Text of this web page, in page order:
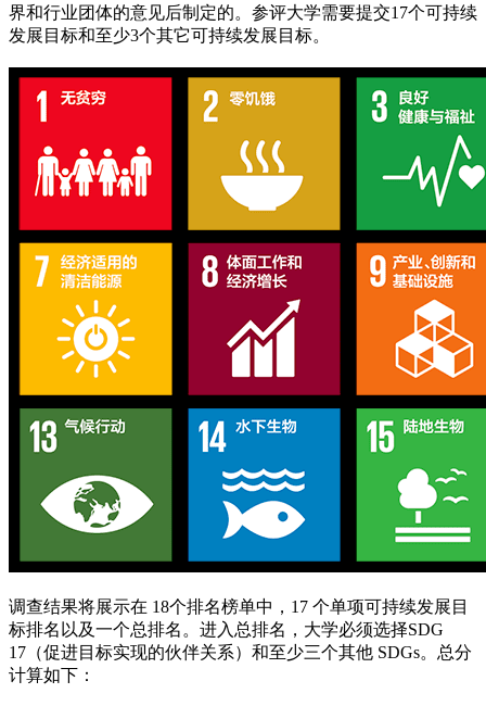
界和行业团体的意见后制定的。参评大学需要提交17个可持续
发展目标和至少3个其它可持续发展目标。
调查结果将展示在 18个排名榜单中，17 个单项可持续发展目
标排名以及一个总排名。进入总排名，大学必须选择SDG
17（促进目标实现的伙伴关系）和至少三个其他 SDGs。总分
计算如下：